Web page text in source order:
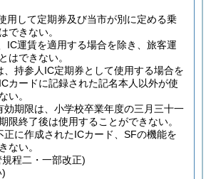
用して定期券及び当市が別に定める乗
できない。
IC運賃を適用する場合を除き、旅客運
はできない。
、持参人IC定期券として使用する場合を
カードに記録された記名本人以外が使
い。
効期限は、小学校卒業年度の三月三十一
限終了後は使用することができない。
正に作成されたICカード、SFの機能を
ない。
程二・一部改正)
)